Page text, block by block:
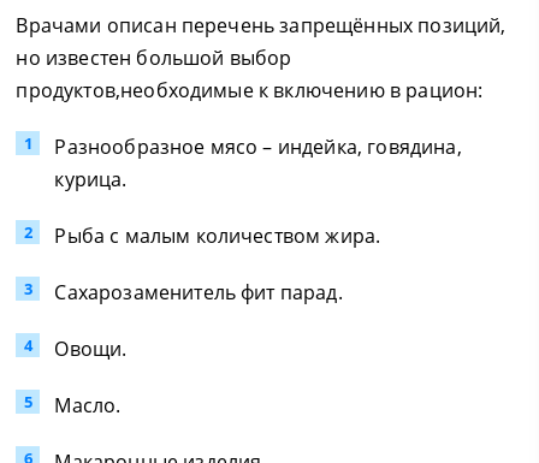
Врачами описан перечень запрещённых позиций,
но известен большой выбор
продуктов,необходимые к включению в рацион:
Разнообразное мясо – индейка, говядина,
курица.
Рыба с малым количеством жира.
Сахарозаменитель фит парад.
Овощи.
Масло.